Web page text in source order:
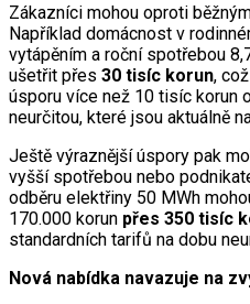
Zákazníci mohou oproti
Například domácnost v
vytápěním a roční spotřebou
ušetřit přes 30 tisíc korun,
úsporu více než 10 tisíc korun
neurčitou, které jsou aktuálně
Ještě výraznější úspory pak
vyšší spotřebou nebo
odběru elektřiny 50 MWh
170.000 korun přes 350 tisíc
standardních tarifů na dobu
Nová nabídka navazuje na